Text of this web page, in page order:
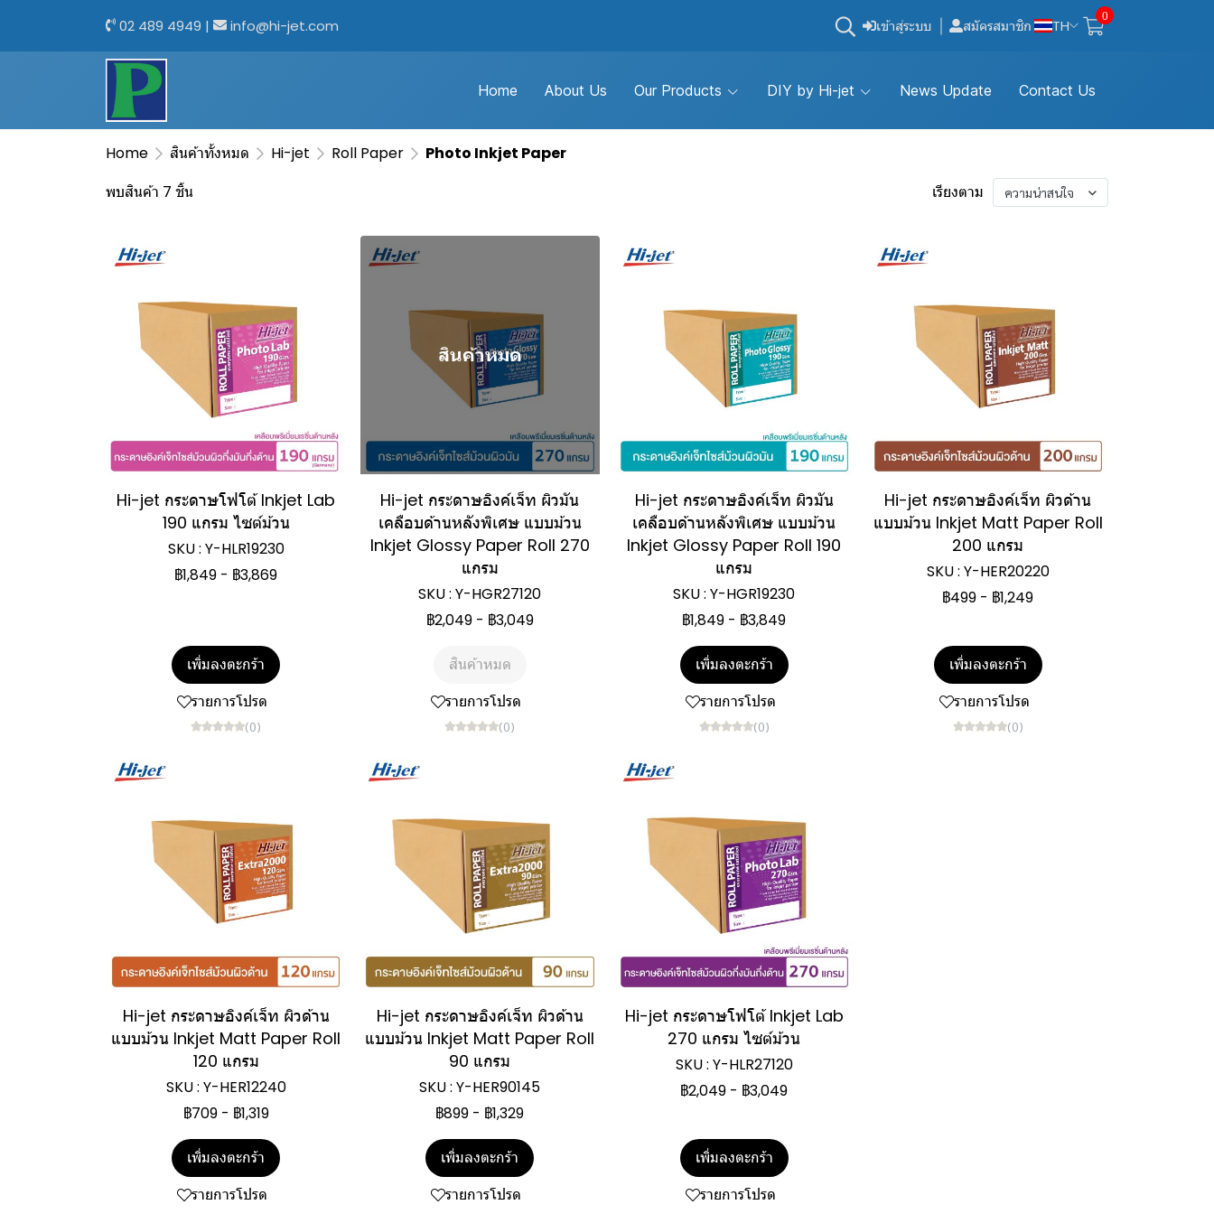
02 489 4949 | info@hi-jet.com เข้าสู่ระบบ สมัครสมาชิก TH
0
Home About Us Our Products DIY by Hi-jet News Update Contact Us
Home สินค้าทั้งหมด Hi-jet Roll Paper
Photo Inkjet Paper
พบสินค้า 7 ชิ้น
เรียงตาม ความน่าสนใจ
Hi-jet กระดาษโฟโต้ Inkjet Lab
190 แกรม ไซต์ม้วน
SKU : Y-HLR19230
฿1,849 - ฿3,869
เพิ่มลงตะกร้า
รายการโปรด
(0)
สินค้าหมด
Hi-jet กระดาษอิงค์เจ็ท ผิวมัน
เคลือบด้านหลังพิเศษ แบบม้วน
Inkjet Glossy Paper Roll 270
แกรม
SKU : Y-HGR27120
฿2,049- ฿3,049
สินค้าหมด
รายการโปรด
(0)
Hi-jet กระดาษอิงค์เจ็ท ผิวมัน
เคลือบด้านหลังพิเศษ แบบม้วน
Inkjet Glossy Paper Roll 190
แกรม
SKU : Y-HGR19230
฿1,849 - ฿3,849
เพิ่มลงตะกร้า
รายการโปรด
(0)
Hi-jet กระดาษอิงค์เจ็ท ผิวด้าน
แบบม้วน Inkjet Matt Paper Roll
200 แกรม
SKU : Y-HER20220
฿499 - ฿1,249
เพิ่มลงตะกร้า
รายการโปรด
(0)
Hi-jet กระดาษอิงค์เจ็ท ผิวด้าน
แบบม้วน Inkjet Matt Paper Roll
120 แกรม
SKU : Y-HER12240
฿709- ฿1,319
เพิ่มลงตะกร้า
รายการโปรด
Hi-jet กระดาษอิงค์เจ็ท ผิวด้าน
แบบม้วน Inkjet Matt Paper Roll
90 แกรม
SKU : Y-HER90145
฿899 - ฿1,329
เพิ่มลงตะกร้า
รายการโปรด
Hi-jet กระดาษโฟโต้ Inkjet Lab
270 แกรม ไซต์ม้วน
SKU : Y-HLR27120
฿2,049 - ฿3,049
เพิ่มลงตะกร้า
รายการโปรด